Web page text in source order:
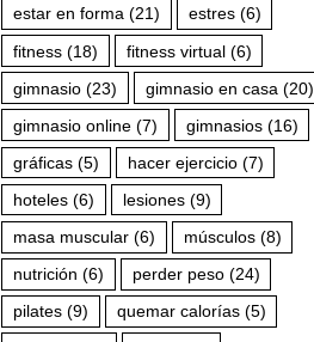
estar en forma(21) estres(6)
fitness(18) fitness virtual(6)
gimnasio(23) gimnasio en casa (20)
gimnasio online(7) gimnasios(16)
gráficas(5) hacer ejercicio(7)
hoteles(6) lesiones(9)
masa muscular(6) músculos(8)
nutrición (6) perder peso(24)
pilates(9) quemar calorías(5)